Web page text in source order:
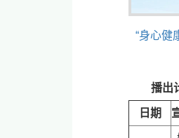
“身心健
播出
日期